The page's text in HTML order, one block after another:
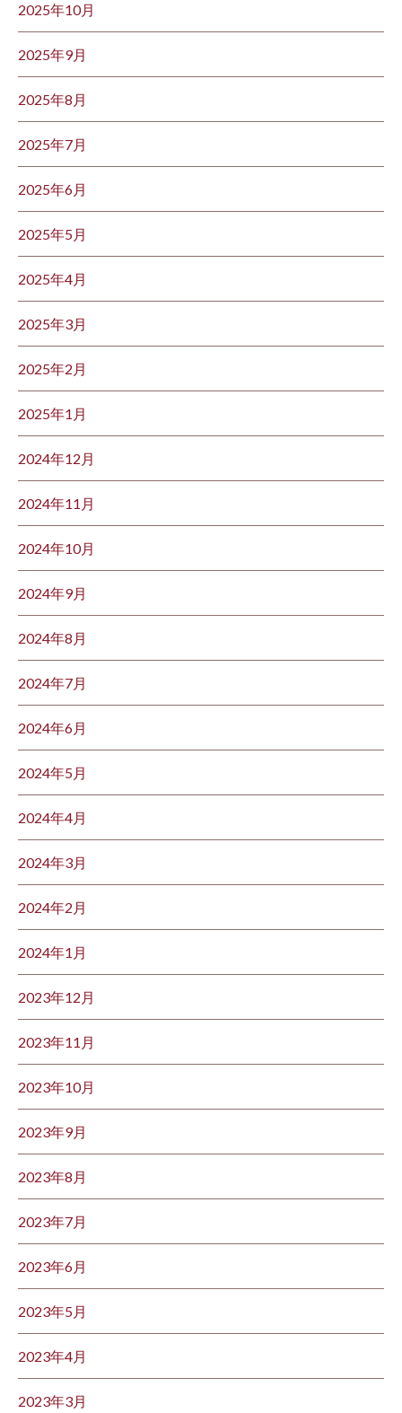
2025年10月
2025年9月
2025年8月
2025年7月
2025年6月
2025年5月
2025年4月
2025年3月
2025年2月
2025年1月
2024年12月
2024年11月
2024年10月
2024年9月
2024年8月
2024年7月
2024年6月
2024年5月
2024年4月
2024年3月
2024年2月
2024年1月
2023年12月
2023年11月
2023年10月
2023年9月
2023年8月
2023年7月
2023年6月
2023年5月
2023年4月
2023年3月